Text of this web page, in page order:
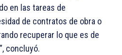
en las tareas de
de contratos de obra o
recuperar lo que es de
concluyó.